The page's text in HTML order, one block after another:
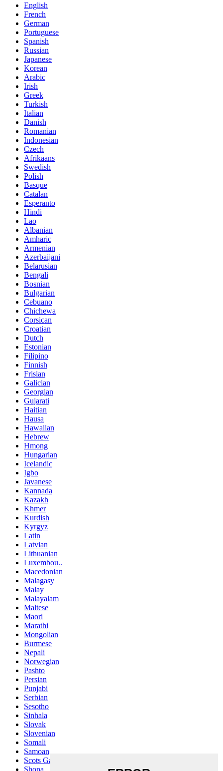
English
French
German
Portuguese
Spanish
Russian
Japanese
Korean
Arabic
Irish
Greek
Turkish
Italian
Danish
Romanian
Indonesian
Czech
Afrikaans
Swedish
Polish
Basque
Catalan
Esperanto
Hindi
Lao
Albanian
Amharic
Armenian
Azerbaijani
Belarusian
Bengali
Bosnian
Bulgarian
Cebuano
Chichewa
Corsican
Croatian
Dutch
Estonian
Filipino
Finnish
Frisian
Galician
Georgian
Gujarati
Haitian
Hausa
Hawaiian
Hebrew
Hmong
Hungarian
Icelandic
Igbo
Javanese
Kannada
Kazakh
Khmer
Kurdish
Kyrgyz
Latin
Latvian
Lithuanian
Luxembou..
Macedonian
Malagasy
Malay
Malayalam
Maltese
Maori
Marathi
Mongolian
Burmese
Nepali
Norwegian
Pashto
Persian
Punjabi
Serbian
Sesotho
Sinhala
Slovak
Slovenian
Somali
Samoan
Scots Gaelic
Shona